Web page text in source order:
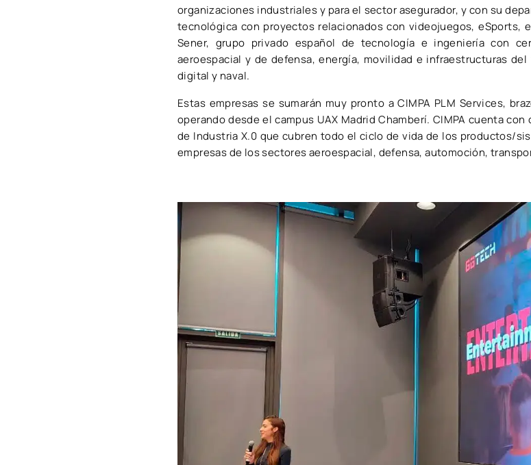
organizaciones industriales y para el sector asegurador, y con su
tecnológica con proyectos relacionados con videojuegos,
Sener, grupo privado español de tecnología e ingeniería con
aeroespacial y de defensa, energía, movilidad e infraestructuras
digital y naval.
Estas empresas se sumarán muy pronto a CIMPA PLM Services,
operando desde el campus UAX Madrid Chamberí. CIMPA cuenta
de Industria X.0 que cubren todo el ciclo de vida de los productos/
empresas de los sectores aeroespacial, defensa, automoción,